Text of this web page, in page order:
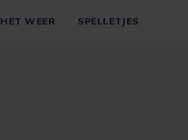
HET WEER SPELLETJES